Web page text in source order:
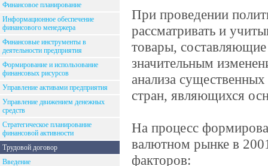
Финансовое планирование
Информационное обеспечение
финансового менеджера
Финансовые инструменты в
деятельности предприятия
Формирование и использование
финансовых рисурсов
Управление активами предприятия
Управление движением денежных
средств
Стратегическое планирование
финансовой активности
Трудовой договор
Введение
При проведении
рассматривать и
товары,
значительным
анализа
стран, являющихся
На процесс
валютном рынке в
факторов: